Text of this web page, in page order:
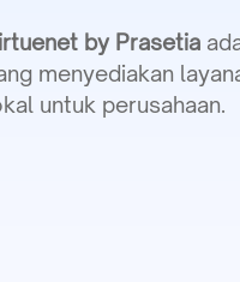
by Prasetia
menyediakan
untuk perusahaan.